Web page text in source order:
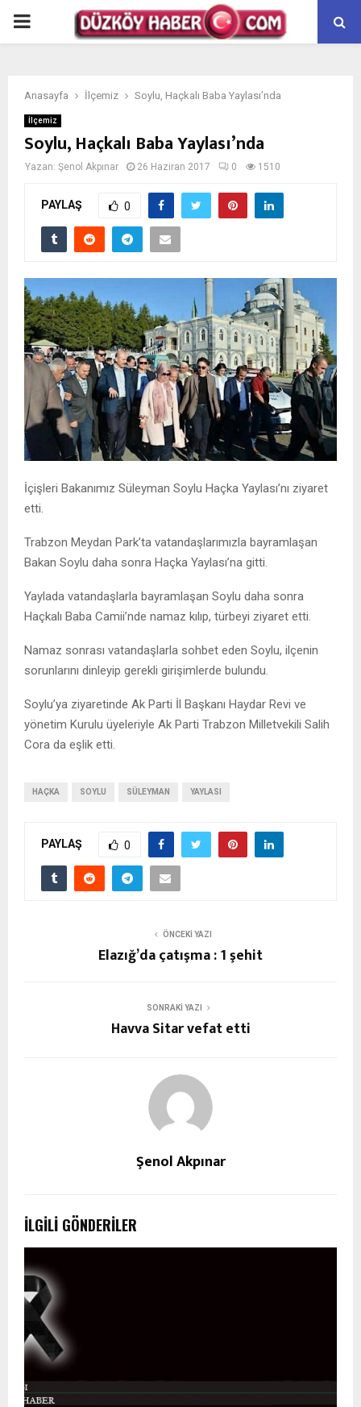
PRIMARY
Anasayfa İlçemiz Soylu, Haçkalı Baba Yaylası’nda
İlçemiz
Soylu, Haçkalı Baba Yaylası’nda
Yazan: Şenol Akpınar 26 Haziran 2017 0 1510
PAYLAŞ 0
İçişleri Bakanımız Süleyman Soylu Haçka Yaylası’nı ziyaret
etti.
Trabzon Meydan Park’ta vatandaşlarımızla bayramlaşan
Bakan Soylu daha sonra Haçka Yaylası’na gitti.
Yaylada vatandaşlarla bayramlaşan Soylu daha sonra
Haçkalı Baba Camii’nde namaz kılıp, türbeyi ziyaret etti.
Namaz sonrası vatandaşlarla sohbet eden Soylu, ilçenin
sorunlarını dinleyip gerekli girişimlerde bulundu.
Soylu’ya ziyaretinde Ak Parti İl Başkanı Haydar Revi ve
yönetim Kurulu üyeleriyle Ak Parti Trabzon Milletvekili Salih
Cora da eşlik etti.
HAÇKA SOYLU SÜLEYMAN YAYLASI
PAYLAŞ 0
ÖNCEKI YAZI
Elazığ’da çatışma : 1 şehit
SONRAKI YAZI
Havva Sitar vefat etti
Şenol Akpınar
İLGILI GÖNDERILER